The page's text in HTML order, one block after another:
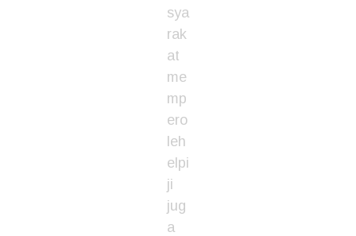
sya
rak
at
me
mp
ero
leh
elpi
ji
jug
a